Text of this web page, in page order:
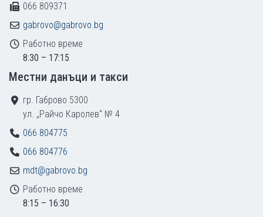
066 809371
gabrovo@gabrovo.bg
Работно време
8:30 – 17:15
Местни данъци и такси
гр. Габрово 5300
ул. „Райчо Каролев“ № 4
066 804775
066 804776
mdt@gabrovo.bg
Работно време
8:15 – 16:30